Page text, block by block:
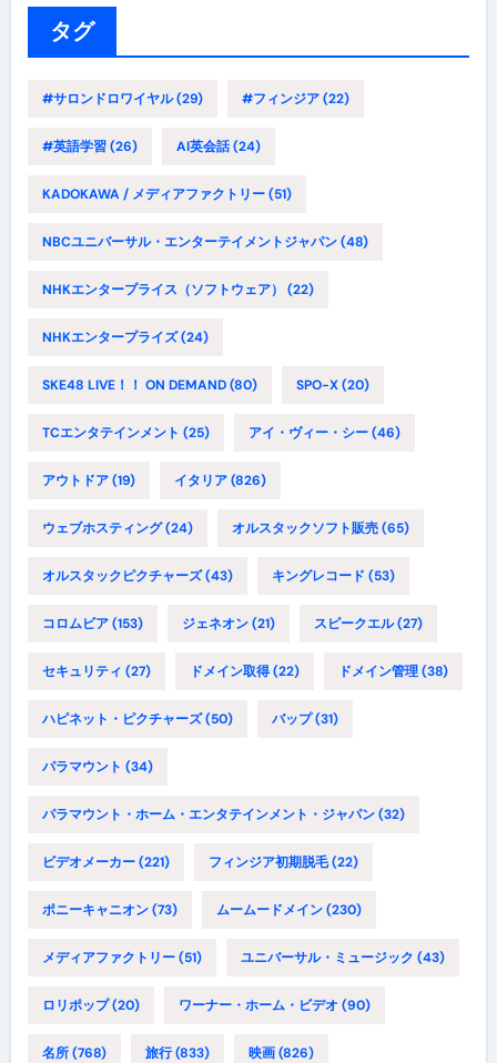
タグ
#サロンドロワイヤル(29) #フィンジア(22)
#英語学習(26) AI英会話(24)
KADOKAWA / メディアファクトリー(51)
NBCユニバーサル・エンターテイメントジャパン(48)
NHKエンタープライス（ソフトウェア） (22)
NHKエンタープライズ(24)
SKE48 LIVE！！ ON DEMAND(80) SPO-X(20)
TCエンタテインメント (25) アイ・ヴィー・シー(46)
アウトドア(19) イタリア(826)
ウェブホスティング(24) オルスタックソフト販売(65)
オルスタックピクチャーズ(43) キングレコード (53)
コロムビア(153) ジェネオン(21) スピークエル(27)
セキュリティ (27) ドメイン取得(22) ドメイン管理(38)
ハピネット・ピクチャーズ(50) バップ(31)
パラマウント (34)
パラマウント・ホーム・エンタテインメント・ジャパン(32)
ビデオメーカー(221) フィンジア初期脱毛(22)
ポニーキャニオン(73) ムームードメイン(230)
メディアファクトリー(51) ユニバーサル・ミュージック (43)
ロリポップ(20) ワーナー・ホーム・ビデオ (90)
名所(768) 旅行(833) 映画(826)